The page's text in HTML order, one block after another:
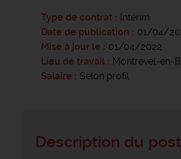
Type de contrat
Intérim
Date de publication
01/04/
Mise à jour le
01/04/2022
Lieu de travail
Montrevel-en-
Salaire
Selon profil
Description du